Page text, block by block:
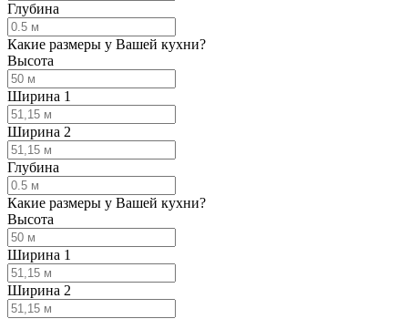
Глубина
Какие размеры у Вашей кухни?
Высота
Ширина 1
Ширина 2
Глубина
Какие размеры у Вашей кухни?
Высота
Ширина 1
Ширина 2